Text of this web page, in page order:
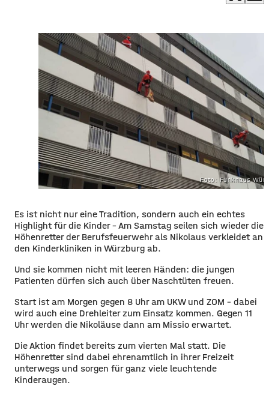
Foto: Funkhaus
​​Es ist nicht nur eine Tradition, sondern auch ein echtes
Highlight für die Kinder – Am Samstag seilen sich wieder die
Höhenretter der Berufsfeuerwehr als Nikolaus verkleidet an
den Kinderkliniken in Würzburg ab.
​Und sie kommen nicht mit leeren Händen: die jungen
Patienten dürfen sich auch über Naschtüten freuen.
​Start ist am Morgen gegen 8 Uhr am UKW und ZOM – dabei
wird auch eine Drehleiter zum Einsatz kommen. Gegen 11
Uhr werden die Nikoläuse dann am Missio erwartet.
​Die Aktion findet bereits zum vierten Mal statt. Die
Höhenretter sind dabei ehrenamtlich in ihrer Freizeit
unterwegs und sorgen für ganz viele leuchtende
Kinderaugen. ​